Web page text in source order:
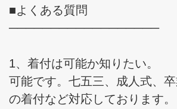
■よくある質問
──────────────────
1、着付は可能か知りたい。
可能です。七五三、成人式、
の着付など対応しております。